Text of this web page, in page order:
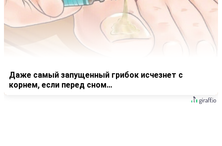
Даже самый запущенный грибок исчезнет с
корнем, если перед сном…